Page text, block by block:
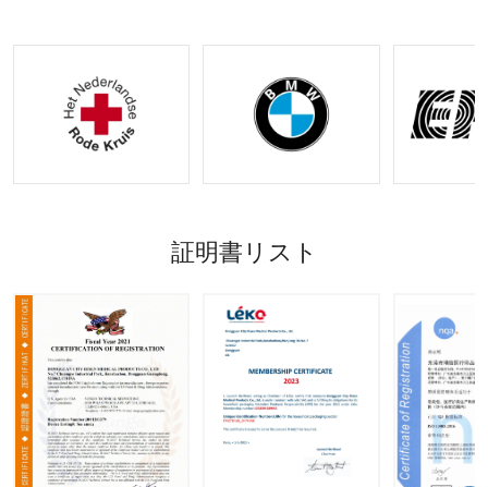
受け入れ
証明書リスト